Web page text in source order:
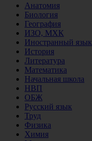
Анатомия
Биология
География
ИЗО, МХК
Иностранный язык
История
Литература
Математика
Начальная школа
НВП
ОБЖ
Русский язык
Труд
Физика
Химия